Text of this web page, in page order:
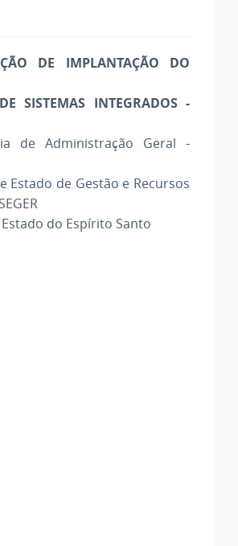
DE IMPLANTAÇÃO DO
SISTEMAS INTEGRADOS -
de Administração Geral -
Estado de Gestão e Recursos
do Espírito Santo